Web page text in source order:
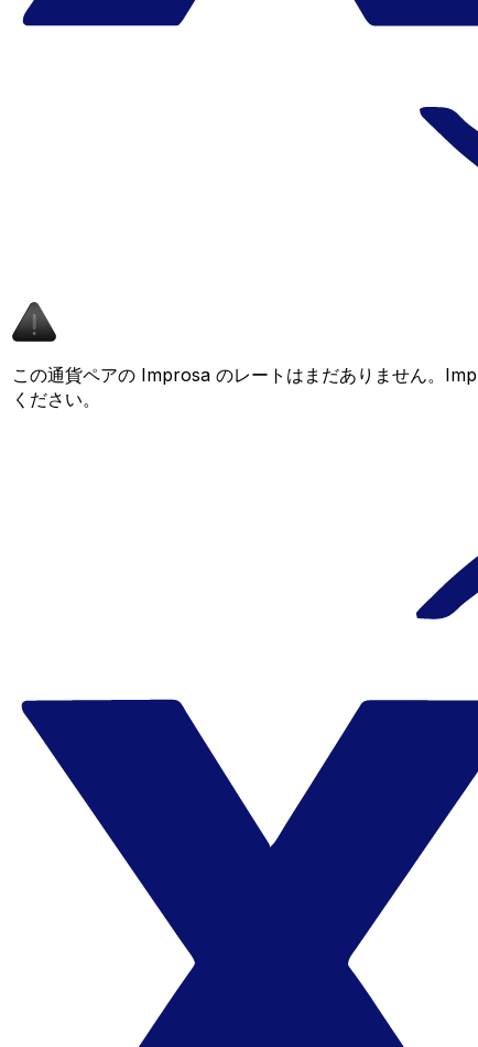
この通貨ペアの Improsa のレートはまだありません。
ください。